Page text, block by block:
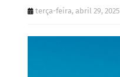
terça-feira, abril 29, 2025